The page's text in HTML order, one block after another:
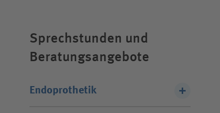
Patientin / Patient
Sprechstunden und
Beratungsangebote
Endoprothetik